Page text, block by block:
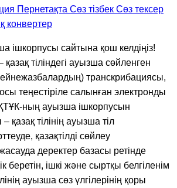
Пернетақта Сөз тізбек Сөз тексер
конвертер
ішкорпусы сайтына қош келдіңіз!
тіліндегі ауызша сөйленген
транскрибациясы,
теңестіріле салынған электронды
ның ауызша ішкорпусын
қазақ тілінің ауызша тіл
қазақтілді сөйлеу
деректер базасы ретінде
беретін, ішкі және сыртқы белгіленім
ауызша сөз үлгілерінің қоры